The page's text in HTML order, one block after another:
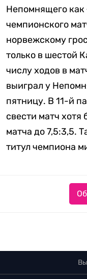
Непомнящего
чемпионского
норвежскому
только в шестой
числу ходов в
выиграл у
пятницу. В 11-й
свести матч
матча до 7,5:3,5.
титул чемпиона